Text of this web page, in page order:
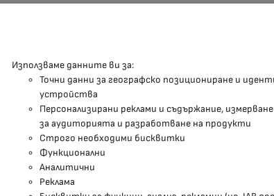
„Света Неделя“ №5
Instragram профил
Използваме данните ви за:
Точни данни за географско позициониране и
устройства
Персонализирани реклами и съдържание,
за аудиторията и разработване на продукти
Строго необходими бисквитки
Функционални
Аналитични
Реклама